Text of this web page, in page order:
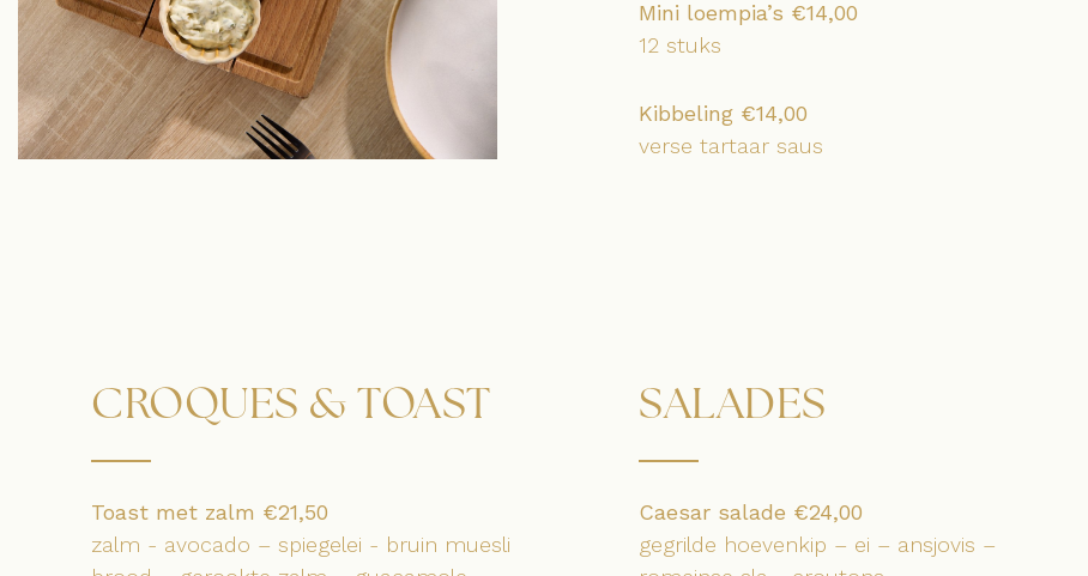
Mini loempia’s €14,00
12 stuks
Kibbeling €14,00
verse tartaar saus
CROQUES & TOAST
Toast met zalm €21,50
zalm - avocado – spiegelei - bruin muesli
SALADES
Caesar salade €24,00
gegrilde hoevenkip – ei – ansjovis –